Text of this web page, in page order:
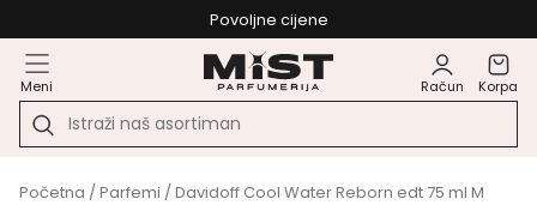
Povoljne cijene
Meni Račun Korpa
Početna /Parfemi / Davidoff Cool Water Reborn edt 75 ml M